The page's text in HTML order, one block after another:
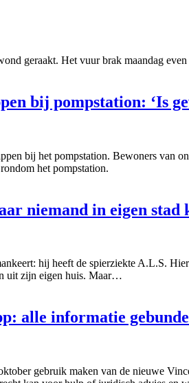
geraakt. Het vuur brak maandag
bij pompstation: ‘Is
bij het pompstation. Bewoners van
het pompstation.
niemand in eigen stad
hij heeft de spierziekte A.L.S.
uit zijn eigen huis. Maar…
alle informatie
gebruik maken van de nieuwe